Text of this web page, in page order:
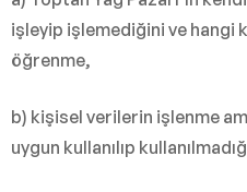
işleyip işlemediğini ve hangi
öğrenme,
b) kişisel verilerin işlenme
uygun kullanılıp